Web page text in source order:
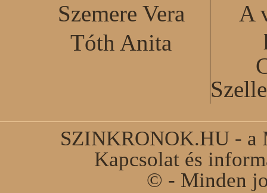
Szemere Vera
Tóth Anita
A
SZINKRONOK.HU - a
Kapcsolat és
© - Minden